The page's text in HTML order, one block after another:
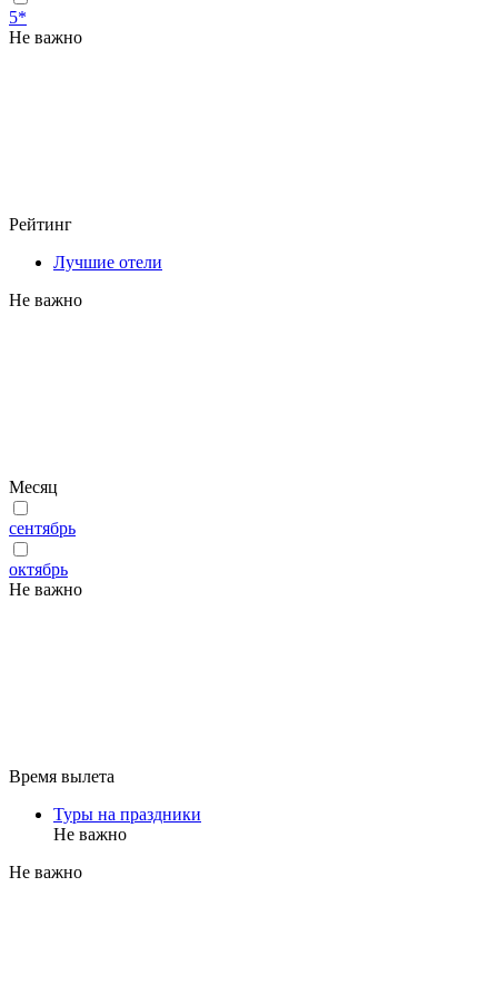
5*
Не важно
Рейтинг
Лучшие отели
Не важно
Месяц
сентябрь
октябрь
Не важно
Время вылета
Туры на праздники
Не важно
Не важно